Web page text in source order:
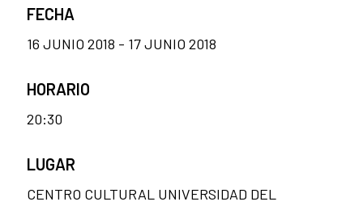
FECHA
16 JUNIO 2018 - 17 JUNIO 2018
HORARIO
20:30
LUGAR
CENTRO CULTURAL UNIVERSIDAD DEL